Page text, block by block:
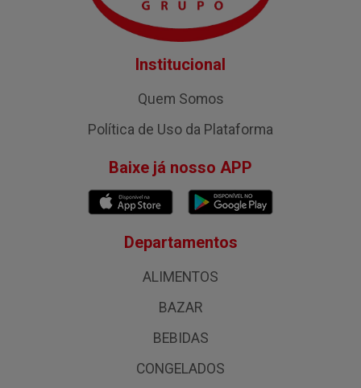
Institucional
Quem Somos
Política de Uso da Plataforma
Baixe já nosso APP
Departamentos
ALIMENTOS
BAZAR
BEBIDAS
CONGELADOS